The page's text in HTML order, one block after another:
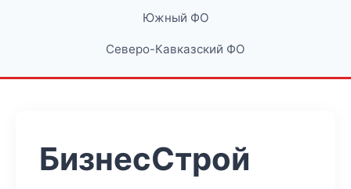
Южный ФО
Северо-Кавказский ФО
БизнесСтрой